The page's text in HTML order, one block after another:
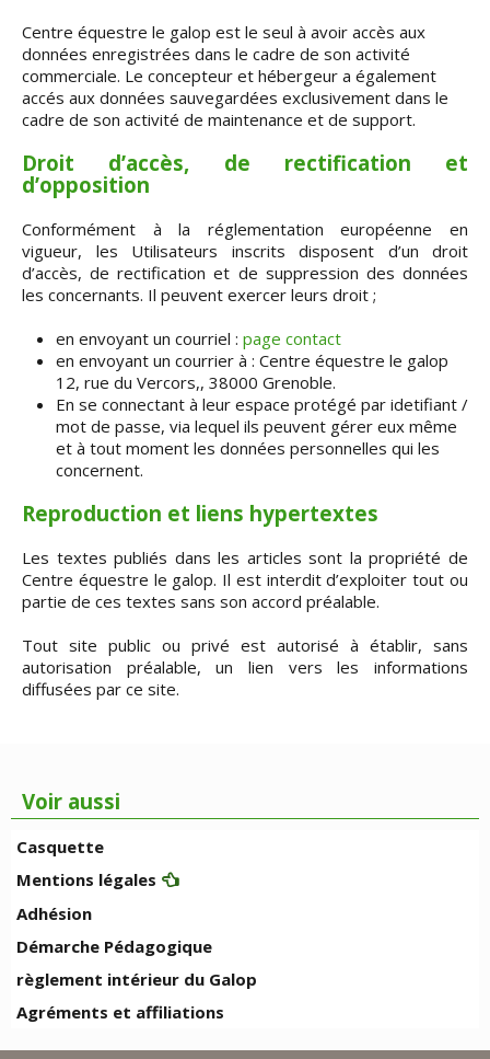
Centre équestre le galop est le seul à avoir accès aux
données enregistrées dans le cadre de son activité
commerciale. Le concepteur et hébergeur a également
accés aux données sauvegardées exclusivement dans le
cadre de son activité de maintenance et de support.
Droit d’accès, de rectification et
d’opposition
Conformément à la réglementation européenne en
vigueur, les Utilisateurs inscrits disposent d’un droit
d’accès, de rectification et de suppression des données
les concernants. Il peuvent exercer leurs droit ;
en envoyant un courriel : page contact
en envoyant un courrier à : Centre équestre le galop
12, rue du Vercors,, 38000 Grenoble.
En se connectant à leur espace protégé par idetifiant /
mot de passe, via lequel ils peuvent gérer eux même
et à tout moment les données personnelles qui les
concernent.
Reproduction et liens hypertextes
Les textes publiés dans les articles sont la propriété de
Centre équestre le galop. Il est interdit d’exploiter tout ou
partie de ces textes sans son accord préalable.
Tout site public ou privé est autorisé à établir, sans
autorisation préalable, un lien vers les informations
diffusées par ce site.
Voir aussi
Casquette
Mentions légales
Adhésion
Démarche Pédagogique
règlement intérieur du Galop
Agréments et affiliations